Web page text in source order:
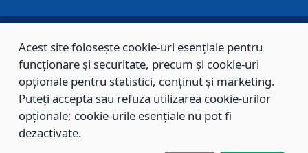
Copyright © 2002 - 2026 - PRIMĂRIA MUNICIPIULUI BRAȘOV, toate drepturile
rezervate.
Sitemap Contact
Acest site folosește cookie-uri esențiale pentru
funcționare și securitate, precum și cookie-uri
opționale pentru statistici, conținut și marketing.
Puteți accepta sau refuza utilizarea cookie-urilor
opționale; cookie-urile esențiale nu pot fi
dezactivate.